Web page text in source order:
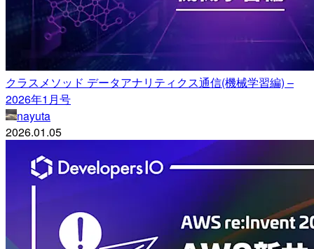
クラスメソッド データアナリティクス通信(機械学習編) –
2026年1月号
nayuta
2026.01.05